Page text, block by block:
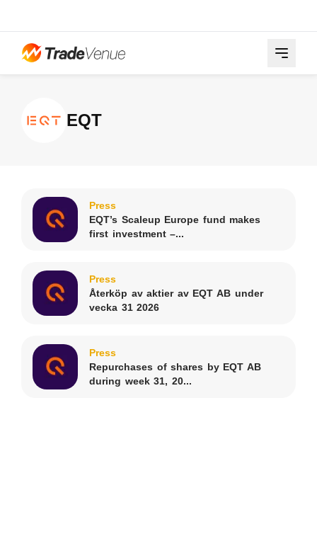
EQT
Press
EQT’s Scaleup Europe fund makes
first investment –...
Press
Återköp av aktier av EQT AB under
vecka 31 2026
Press
Repurchases of shares by EQT AB
during week 31, 20...